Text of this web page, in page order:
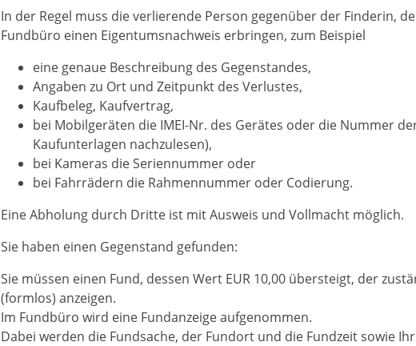
In der Regel muss die verlierende Person gegenüber der Finderin,
Fundbüro einen Eigentumsnachweis erbringen, zum Beispiel
eine genaue Beschreibung des Gegenstandes,
Angaben zu Ort und Zeitpunkt des Verlustes,
Kaufbeleg, Kaufvertrag,
bei Mobilgeräten die IMEI-Nr. des Gerätes oder die Nummer
Kaufunterlagen nachzulesen),
bei Kameras die Seriennummer oder
bei Fahrrädern die Rahmennummer oder Codierung.
Eine Abholung durch Dritte ist mit Ausweis und Vollmacht möglich.
Sie haben einen Gegenstand gefunden:
Sie müssen einen Fund, dessen Wert EUR 10,00 übersteigt, der
(formlos) anzeigen.
Im Fundbüro wird eine Fundanzeige aufgenommen.
Dabei werden die Fundsache, der Fundort und die Fundzeit sowie